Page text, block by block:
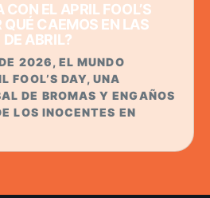
EL APRIL FOOL’S
CAEMOS EN LAS
ABRIL?
2026, EL MUNDO
FOOL’S DAY, UNA
DE BROMAS Y ENGAÑOS
LOS INOCENTES EN